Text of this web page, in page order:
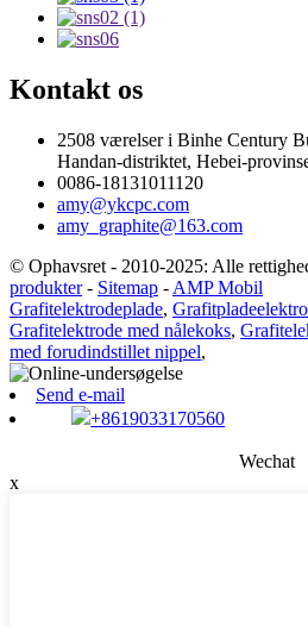
Kontakt os
2508 værelser i Binhe Century
Handan-distriktet, Hebei-
0086-18131011120
amy@ykcpc.com
amy_graphite@163.com
© Ophavsret - 2010-2025: Alle
produkter- Sitemap - AMP Mobil
Grafitelektrodeplade,
Grafitelektrode med nålekoks,
med forudindstillet nippel,
Send e-mail
+8619033170560
Wechat
x